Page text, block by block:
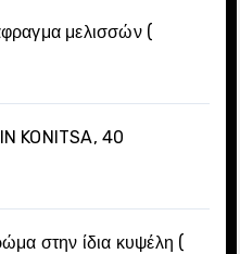
μελισσών (
KONITSA, 40
στην ίδια κυψέλη (